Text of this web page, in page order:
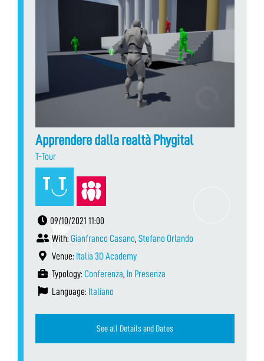
Apprendere dalla realtà Phygital
T-Tour
09/10/2021 11:00
With: Gianfranco Casano, Stefano Orlando
Venue: Italia 3D Academy
Typology: Conferenza, In Presenza
Language: Italiano
See all Details and Dates